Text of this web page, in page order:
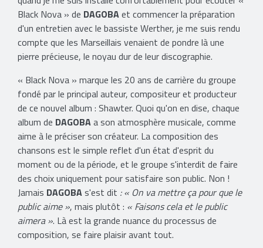
Black Nova » de DAGOBAet commencer la préparation
d'un entretien avec le bassiste Werther, je me suis rendu
compte que les Marseillais venaient de pondre là une
pierre précieuse, le noyau dur de leur discographie.
« Black Nova » marque les 20 ans de carrière du groupe
fondé par le principal auteur, compositeur et producteur
de ce nouvel album : Shawter. Quoi qu'on en dise, chaque
album de DAGOBAa son atmosphère musicale, comme
aime à le préciser son créateur. La composition des
chansons est le simple reflet d'un état d'esprit du
moment ou de la période, et le groupe s'interdit de faire
des choix uniquement pour satisfaire son public. Non !
Jamais DAGOBAs'est dit : « On va mettre ça pour que le
public aime », mais plutôt : « Faisons cela et le public
aimera ». Là est la grande nuance du processus de
composition, se faire plaisir avant tout.